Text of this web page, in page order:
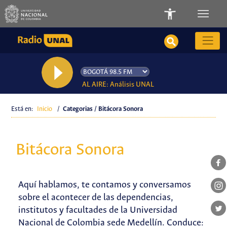
AL AIRE: Análisis UNAL
Está en: Inicio / Categorias / Bitácora Sonora
Bitácora Sonora
Aquí hablamos, te contamos y conversamos
sobre el acontecer de las dependencias,
institutos y facultades de la Universidad
Nacional de Colombia sede Medellín. Conduce: